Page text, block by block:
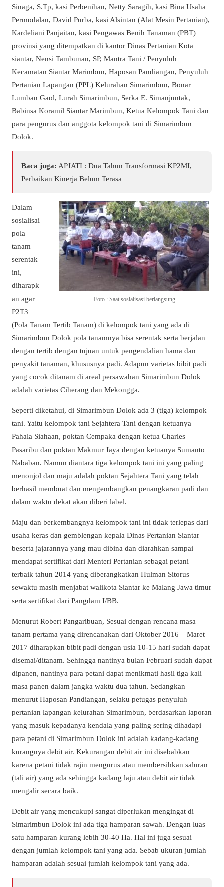
Sinaga, S.Tp, kasi Perbenihan, Netty Saragih, kasi Bina Usaha
Permodalan, David Purba, kasi Alsintan (Alat Mesin Pertanian),
Kardeliani Panjaitan, kasi Pengawas Benih Tanaman (PBT)
provinsi yang ditempatkan di kantor Dinas Pertanian Kota
siantar, Nensi Tambunan, SP, Mantra Tani / Penyuluh
Kecamatan Siantar Marimbun, Haposan Pandiangan, Penyuluh
Pertanian Lapangan (PPL) Kelurahan Simarimbun, Bonar
Lumban Gaol, Lurah Simarimbun, Serka E. Simanjuntak,
Babinsa Koramil Siantar Marimbun, Ketua Kelompok Tani dan
para pengurus dan anggota kelompok tani di Simarimbun
Dolok.
Baca juga: APJATI : Dua Tahun Transformasi KP2MI,
Perbaikan Kinerja Belum Terasa
Foto : Saat sosialisasi berlangsung
Dalam
sosialisai
pola
tanam
serentak
ini,
diharapk
an agar
P2T3
(Pola Tanam Tertib Tanam) di kelompok tani yang ada di
Simarimbun Dolok pola tanamnya bisa serentak serta berjalan
dengan tertib dengan tujuan untuk pengendalian hama dan
penyakit tanaman, khususnya padi. Adapun varietas bibit padi
yang cocok ditanam di areal persawahan Simarimbun Dolok
adalah varietas Ciherang dan Mekongga.
Seperti diketahui, di Simarimbun Dolok ada 3 (tiga) kelompok
tani. Yaitu kelompok tani Sejahtera Tani dengan ketuanya
Pahala Siahaan, poktan Cempaka dengan ketua Charles
Pasaribu dan poktan Makmur Jaya dengan ketuanya Sumanto
Nababan. Namun diantara tiga kelompok tani ini yang paling
menonjol dan maju adalah poktan Sejahtera Tani yang telah
berhasil membuat dan mengembangkan penangkaran padi dan
dalam waktu dekat akan diberi label.
Maju dan berkembangnya kelompok tani ini tidak terlepas dari
usaha keras dan gemblengan kepala Dinas Pertanian Siantar
beserta jajarannya yang mau dibina dan diarahkan sampai
mendapat sertifikat dari Menteri Pertanian sebagai petani
terbaik tahun 2014 yang diberangkatkan Hulman Sitorus
sewaktu masih menjabat walikota Siantar ke Malang Jawa timur
serta sertifikat dari Pangdam I/BB.
Menurut Robert Pangaribuan, Sesuai dengan rencana masa
tanam pertama yang direncanakan dari Oktober 2016 – Maret
2017 diharapkan bibit padi dengan usia 10-15 hari sudah dapat
disemai/ditanam. Sehingga nantinya bulan Februari sudah dapat
dipanen, nantinya para petani dapat menikmati hasil tiga kali
masa panen dalam jangka waktu dua tahun. Sedangkan
menurut Haposan Pandiangan, selaku petugas penyuluh
pertanian lapangan kelurahan Simarimbun, berdasarkan laporan
yang masuk kepadanya kendala yang paling sering dihadapi
para petani di Simarimbun Dolok ini adalah kadang-kadang
kurangnya debit air. Kekurangan debit air ini disebabkan
karena petani tidak rajin mengurus atau membersihkan saluran
(tali air) yang ada sehingga kadang laju atau debit air tidak
mengalir secara baik.
Debit air yang mencukupi sangat diperlukan mengingat di
Simarimbun Dolok ini ada tiga hamparan sawah. Dengan luas
satu hamparan kurang lebih 30-40 Ha. Hal ini juga sesuai
dengan jumlah kelompok tani yang ada. Sebab ukuran jumlah
hamparan adalah sesuai jumlah kelompok tani yang ada.